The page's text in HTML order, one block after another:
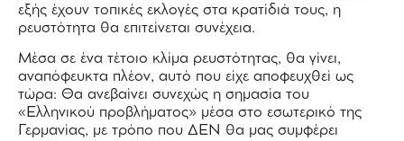
εξής έχουν τοπικές εκλογές στα κρατίδιά τους, η
ρευστότητα θα επιτείνεται συνέχεια.
Μέσα σε ένα τέτοιο κλίμα ρευστότητας, θα γίνει,
αναπόφευκτα πλέον, αυτό που είχε αποφευχθεί ως
τώρα: Θα ανεβαίνει συνεχώς η σημασία του
«Ελληνικού προβλήματος» μέσα στο εσωτερικό της
Γερμανίας, με τρόπο που ΔΕΝ θα μας συμφέρει